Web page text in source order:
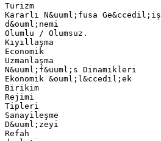
Turizm
Kararlı N&uuml;fusa Ge&ccedil;iş
d&ouml;nemi
Olumlu / Olumsuz.
Kıyıllaşma
Economik
Uzmanlaşma
N&uuml;f&uuml;s Dinamikleri
Ekonomik &ouml;l&ccedil;ek
Birikim
Rejimi
Tipleri
Sanayileşme
D&uuml;zeyi
Refah